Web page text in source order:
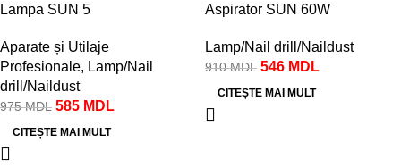
Lampa SUN 5
Aparate și Utilaje
Profesionale, Lamp/Nail
drill/Naildust
975MDL 585 MDL
CITEȘTE MAI MULT
Aspirator SUN 60W
Lamp/Nail drill/Naildust
910MDL 546 MDL
CITEȘTE MAI MULT